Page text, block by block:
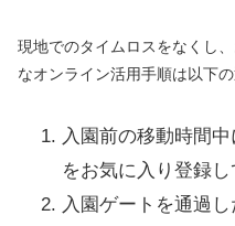
現地でのタイムロスをなくし
なオンライン活用手順は以下の
入園前の移動時間
をお気に入り登録し
入園ゲートを通過